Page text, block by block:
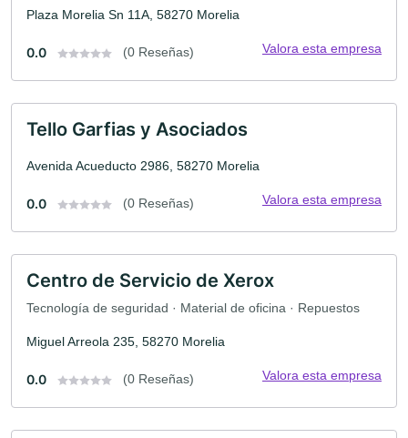
Plaza Morelia Sn 11A, 58270 Morelia
0.0 (0 Reseñas) Valora esta empresa
Tello Garfias y Asociados
Avenida Acueducto 2986, 58270 Morelia
0.0 (0 Reseñas) Valora esta empresa
Centro de Servicio de Xerox
Tecnología de seguridad · Material de oficina · Repuestos
Miguel Arreola 235, 58270 Morelia
0.0 (0 Reseñas) Valora esta empresa